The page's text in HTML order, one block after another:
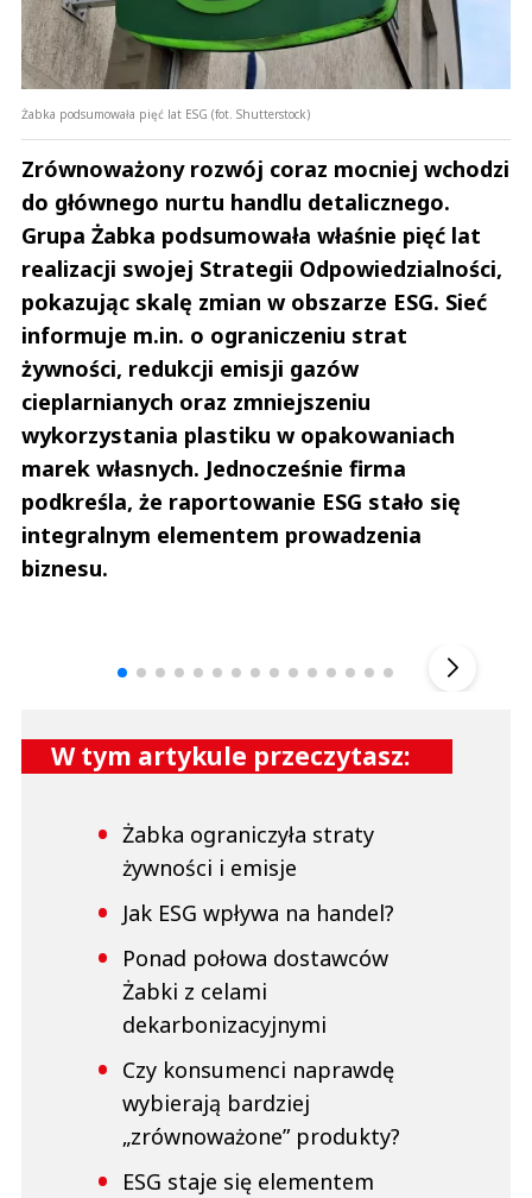
Żabka podsumowała pięć lat ESG (fot. Shutterstock)
Zrównoważony rozwój coraz mocniej wchodzi
do głównego nurtu handlu detalicznego.
Grupa Żabka podsumowała właśnie pięć lat
realizacji swojej Strategii Odpowiedzialności,
pokazując skalę zmian w obszarze ESG. Sieć
informuje m.in. o ograniczeniu strat
żywności, redukcji emisji gazów
cieplarnianych oraz zmniejszeniu
wykorzystania plastiku w opakowaniach
marek własnych. Jednocześnie firma
podkreśla, że raportowanie ESG stało się
integralnym elementem prowadzenia
biznesu.
W tym artykule przeczytasz:
Żabka ograniczyła straty
żywności i emisje
Jak ESG wpływa na handel?
Ponad połowa dostawców
Żabki z celami
dekarbonizacyjnymi
Czy konsumenci naprawdę
wybierają bardziej
„zrównoważone” produkty?
ESG staje się elementem